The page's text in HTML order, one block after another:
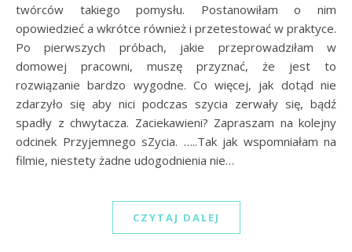
twórców takiego pomysłu. Postanowiłam o nim
opowiedzieć a wkrótce również i przetestować w praktyce.
Po pierwszych próbach, jakie przeprowadziłam w
domowej pracowni, muszę przyznać, że jest to
rozwiązanie bardzo wygodne. Co więcej, jak dotąd nie
zdarzyło się aby nici podczas szycia zerwały się, bądź
spadły z chwytacza. Zaciekawieni? Zapraszam na kolejny
odcinek Przyjemnego sZycia. …..Tak jak wspomniałam na
filmie, niestety żadne udogodnienia nie…
CZYTAJ DALEJ